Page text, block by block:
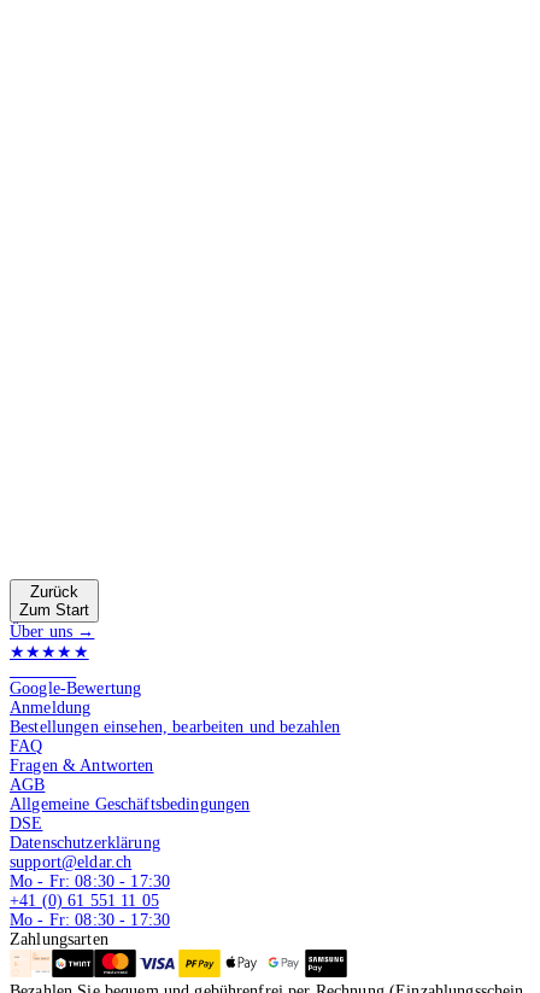
Zurück
Zum Start
Über uns →
★★★★★
Google-Bewertung
Anmeldung
Bestellungen einsehen, bearbeiten und bezahlen
FAQ
Fragen & Antworten
AGB
Allgemeine Geschäftsbedingungen
DSE
Datenschutzerklärung
support@eldar.ch
Mo - Fr: 08:30 - 17:30
+41 (0) 61 551 11 05
Mo - Fr: 08:30 - 17:30
Zahlungsarten